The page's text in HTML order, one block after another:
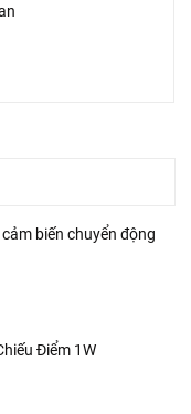
biến chuyển động
Điểm 1W